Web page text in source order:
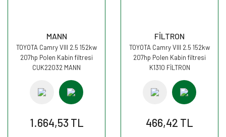
MANN
TOYOTA Camry VIII 2.5 152kw
207hp Polen Kabin filtresi
CUK22032 MANN
1.664,53 TL
FİLTRON
TOYOTA Camry VIII 2.5 152kw
207hp Polen Kabin filtresi
K1310 FİLTRON
466,42 TL